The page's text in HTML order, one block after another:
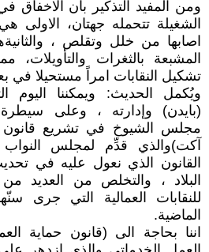
ومن المفيد التذكير بأن
الشغيلة تتحمله جهتان، الاولى
اصابها من خلل وتقلص ،
المشبعة بالثغرات
تشكيل النقابات امراً مستحيلا في
ويُكمل الحديث: ويمكننا اليوم
(بايدن) وإدارته ، وعلى
مجلس الشيوخ في تشريع قانون
آكت)والذي قدِّم لمجلس النواب
القانون الذي نعول عليه في
البلاد ، والتخلص من العديد من
للنقابات العمالية التي جرى
الماضية.
اننا بحاجة الى (قانون حماية